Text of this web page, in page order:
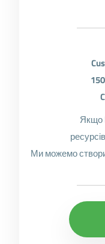
Якщо
Ми можемо